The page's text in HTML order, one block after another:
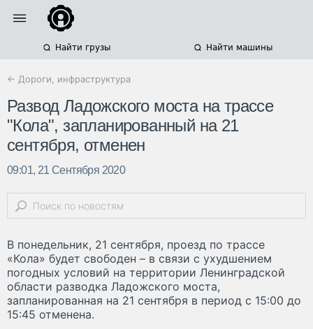
Найти грузы Найти машины
← Дороги, инфраструктура
Развод Ладожского моста на трассе
"Кола", запланированный на 21
сентября, отменен
09:01, 21 Сентября 2020
В понедельник, 21 сентября, проезд по трассе
«Кола» будет свободен – в связи с ухудшением
погодных условий на территории Ленинградской
области разводка Ладожского моста,
запланированная на 21 сентября в период с 15:00 до
15:45 отменена.